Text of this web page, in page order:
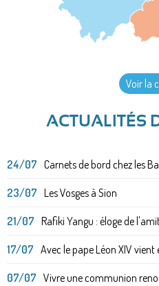
Voir la
ACTUALITÉS
24/07 Carnets de bord chez les
23/07 Les Vosges à Sion
21/07 Rafiki Yangu : éloge de
17/07 Avec le pape Léon XIV vient
07/07 Vivre une communion